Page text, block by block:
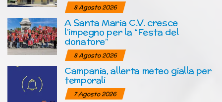
8 Agosto 2026
A Santa Maria C.V. cresce
l’impegno per la “Festa del
donatore”
8 Agosto 2026
Campania, allerta meteo gialla per
temporali
7 Agosto 2026